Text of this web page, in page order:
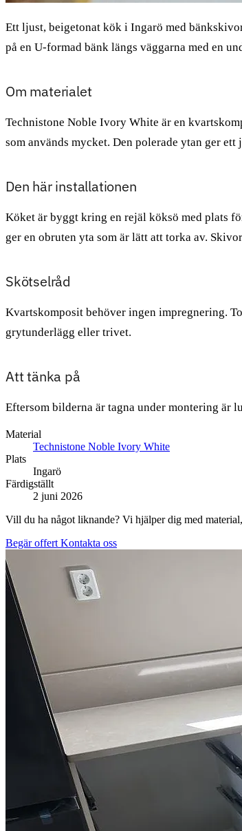
Ett ljust, beigetonat kök i Ingarö med
på en U-formad bänk längs väggarna med en
Om materialet
Technistone Noble Ivory White är en
som används mycket. Den polerade ytan ger
Den här installationen
Köket är byggt kring en rejäl köksö med plats
ger en obruten yta som är lätt att torka av.
Skötselråd
Kvartskomposit behöver ingen impregnering.
grytunderlägg eller trivet.
Att tänka på
Eftersom bilderna är tagna under montering är
Material
Technistone Noble Ivory White
Plats
Ingarö
Färdigställt
2 juni 2026
Vill du ha något liknande? Vi hjälper dig med
Begär offert Kontakta oss